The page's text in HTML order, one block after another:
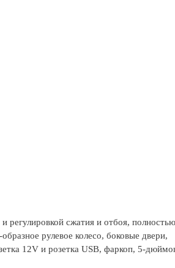
регулировкой сжатия и отбоя, полностью
рулевое колесо, боковые двери,
12V и розетка USB, фаркоп, 5-